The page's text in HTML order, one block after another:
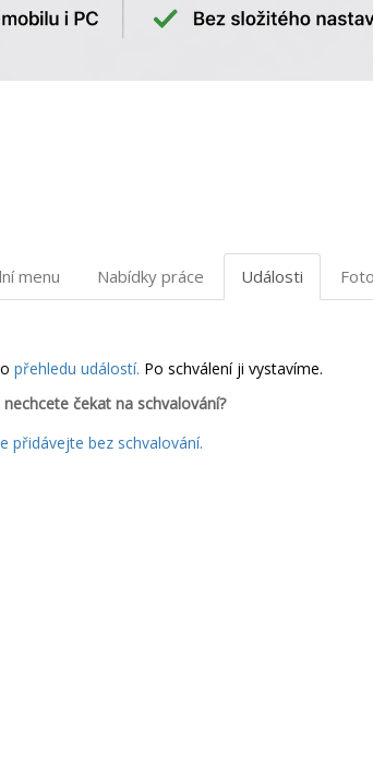
menu Nabídky práce Události
přehledu událostí. Po schválení ji vystavíme.
čekat na schvalování?
přidávejte bez schvalování.